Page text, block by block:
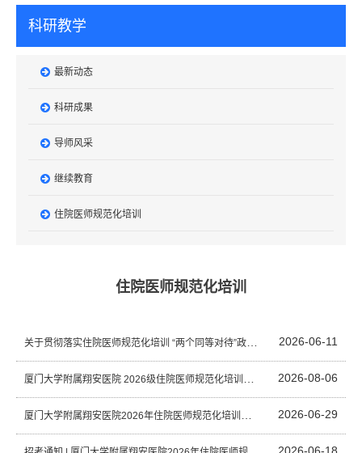
科研教学
最新动态
科研成果
导师风采
继续教育
住院医师规范化培训
住院医师规范化培训
2026-06-11
new
2026-08-06
2026-06-29
2026-06-18